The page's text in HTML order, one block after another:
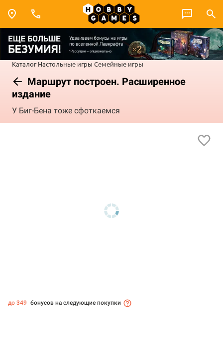
Каталог Настольные игры Семейные игры
Маршрут построен. Расширенное
издание
У Биг-Бена тоже сфоткаемся
до 349 бонусов на следующие покупки